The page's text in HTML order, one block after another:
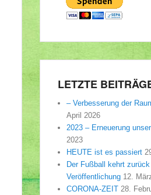
LETZTE
– Verbesserung der
April 2026
2023 – Erneuerung
2023
HEUTE ist es passiert
Der Fußball kehrt
Veröffentlichung 12.
CORONA-ZEIT 28.